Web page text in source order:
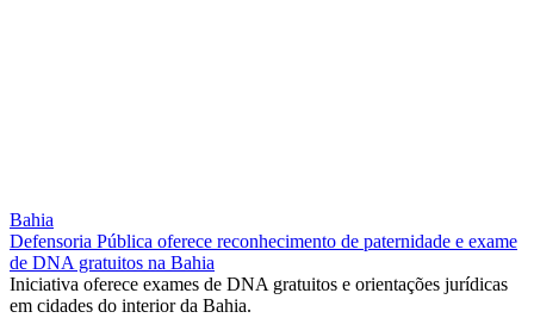
Bahia
Defensoria Pública oferece reconhecimento de paternidade e exame
de DNA gratuitos na Bahia
Iniciativa oferece exames de DNA gratuitos e orientações jurídicas
em cidades do interior da Bahia.